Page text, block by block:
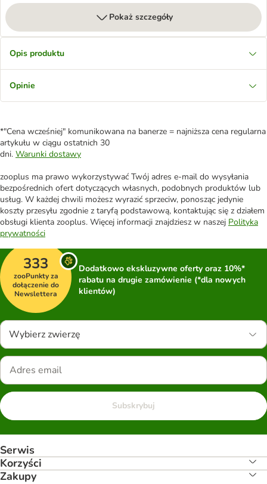
Pokaż szczegóły
Opis produktu
Opinie
*"Cena wcześniej" komunikowana na banerze = najniższa cena regularna
artykułu w ciągu ostatnich 30
dni. Warunki dostawy
zooplus ma prawo wykorzystywać Twój adres e-mail do wysyłania
bezpośrednich ofert dotyczących własnych, podobnych produktów lub
usług. W każdej chwili możesz wyrazić sprzeciw, ponosząc jedynie
koszty przesyłu zgodnie z taryfą podstawową, kontaktując się z działem
obsługi klienta zooplus. Więcej informacji znajdziesz w naszej Polityka
prywatności
333
zooPunkty za
dołączenie do
Newslettera
Dodatkowo ekskluzywne oferty oraz 10%*
rabatu na drugie zamówienie (*dla nowych
klientów)
Wybierz zwierzę
Subskrybuj
Serwis
Korzyści
Zakupy